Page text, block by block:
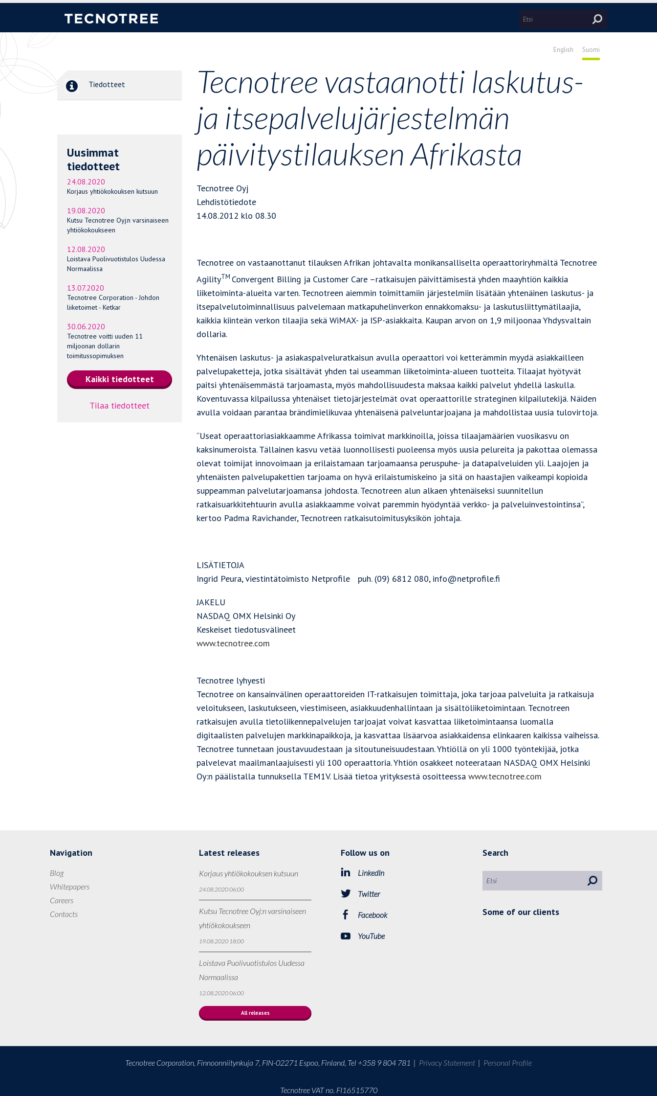
Suomi
English
Tiedotteet
Uusimmat
tiedotteet
24.08.2020
Korjaus yhtiökokouksen kutsuun
19.08.2020
Kutsu Tecnotree Oyj:n varsinaiseen
yhtiökokoukseen
12.08.2020
Loistava Puolivuotistulos Uudessa
Normaalissa
13.07.2020
Tecnotree Corporation - Johdon
liiketoimet - Ketkar
30.06.2020
Tecnotree voitti uuden 11
miljoonan dollarin
toimitussopimuksen
Tilaa tiedotteet
Tecnotree vastaanotti laskutus-
ja itsepalvelujärjestelmän
päivitystilauksen Afrikasta
Tecnotree Oyj
Lehdistötiedote
14.08.2012 klo 08.30
Tecnotree on vastaanottanut tilauksen Afrikan johtavalta monikansalliselta operaattoriryhmältä Tecnotree
AgilityTM Convergent Billing ja Customer Care –ratkaisujen päivittämisestä yhden maayhtiön kaikkia
liiketoiminta-alueita varten. Tecnotreen aiemmin toimittamiin järjestelmiin lisätään yhtenäinen laskutus- ja
itsepalvelutoiminnallisuus palvelemaan matkapuhelinverkon ennakkomaksu- ja laskutusliittymätilaajia,
kaikkia kiinteän verkon tilaajia sekä WiMAX- ja ISP-asiakkaita. Kaupan arvon on 1,9 miljoonaa Yhdysvaltain
dollaria.
Yhtenäisen laskutus- ja asiakaspalveluratkaisun avulla operaattori voi ketterämmin myydä asiakkailleen
palvelupaketteja, jotka sisältävät yhden tai useamman liiketoiminta-alueen tuotteita. Tilaajat hyötyvät
paitsi yhtenäisemmästä tarjoamasta, myös mahdollisuudesta maksaa kaikki palvelut yhdellä laskulla.
Koventuvassa kilpailussa yhtenäiset tietojärjestelmät ovat operaattorille strateginen kilpailutekijä. Näiden
avulla voidaan parantaa brändimielikuvaa yhtenäisenä palveluntarjoajana ja mahdollistaa uusia tulovirtoja.
“Useat operaattoriasiakkaamme Afrikassa toimivat markkinoilla, joissa tilaajamäärien vuosikasvu on
kaksinumeroista. Tällainen kasvu vetää luonnollisesti puoleensa myös uusia pelureita ja pakottaa olemassa
olevat toimijat innovoimaan ja erilaistamaan tarjoamaansa peruspuhe- ja datapalveluiden yli. Laajojen ja
yhtenäisten palvelupakettien tarjoama on hyvä erilaistumiskeino ja sitä on haastajien vaikeampi kopioida
suppeamman palvelutarjoamansa johdosta. Tecnotreen alun alkaen yhtenäiseksi suunnitellun
ratkaisuarkkitehtuurin avulla asiakkaamme voivat paremmin hyödyntää verkko- ja palveluinvestointinsa”,
kertoo Padma Ravichander, Tecnotreen ratkaisutoimitusyksikön johtaja.
LISÄTIETOJA
Ingrid Peura, viestintätoimisto Netprofile puh. (09) 6812 080, info@netprofile.fi
JAKELU
NASDAQ OMX Helsinki Oy
Keskeiset tiedotusvälineet
www.tecnotree.com
Tecnotree lyhyesti
Tecnotree on kansainvälinen operaattoreiden IT-ratkaisujen toimittaja, joka tarjoaa palveluita ja ratkaisuja
veloitukseen, laskutukseen, viestimiseen, asiakkuudenhallintaan ja sisältöliiketoimintaan. Tecnotreen
ratkaisujen avulla tietoliikennepalvelujen tarjoajat voivat kasvattaa liiketoimintaansa luomalla
digitaalisten palvelujen markkinapaikkoja, ja kasvattaa lisäarvoa asiakkaidensa elinkaaren kaikissa vaiheissa.
Tecnotree tunnetaan joustavuudestaan ja sitoutuneisuudestaan. Yhtiöllä on yli 1000 työntekijää, jotka
palvelevat maailmanlaajuisesti yli 100 operaattoria. Yhtiön osakkeet noteerataan NASDAQ OMX Helsinki
Oy:n päälistalla tunnuksella TEM1V. Lisää tietoa yrityksestä osoitteessa www.tecnotree.com
Navigation
Blog
Whitepapers
Careers
Contacts
Latest releases
Korjaus yhtiökokouksen kutsuun
24.08.2020 06:00
Kutsu Tecnotree Oyj:n varsinaiseen
yhtiökokoukseen
19.08.2020 18:00
Loistava Puolivuotistulos Uudessa
Normaalissa
12.08.2020 06:00
All releases
Follow us on
LinkedIn
Twitter
Facebook
YouTube
Search
Some of our clients
Tecnotree Corporation, Finnoonniitynkuja 7, FIN-02271 Espoo, Finland, Tel +358 9 804 781 | Privacy Statement | Personal Profile
Tecnotree VAT no. FI16515770